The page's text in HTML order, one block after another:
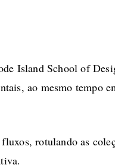
Island School of
ao mesmo tempo
rotulando as